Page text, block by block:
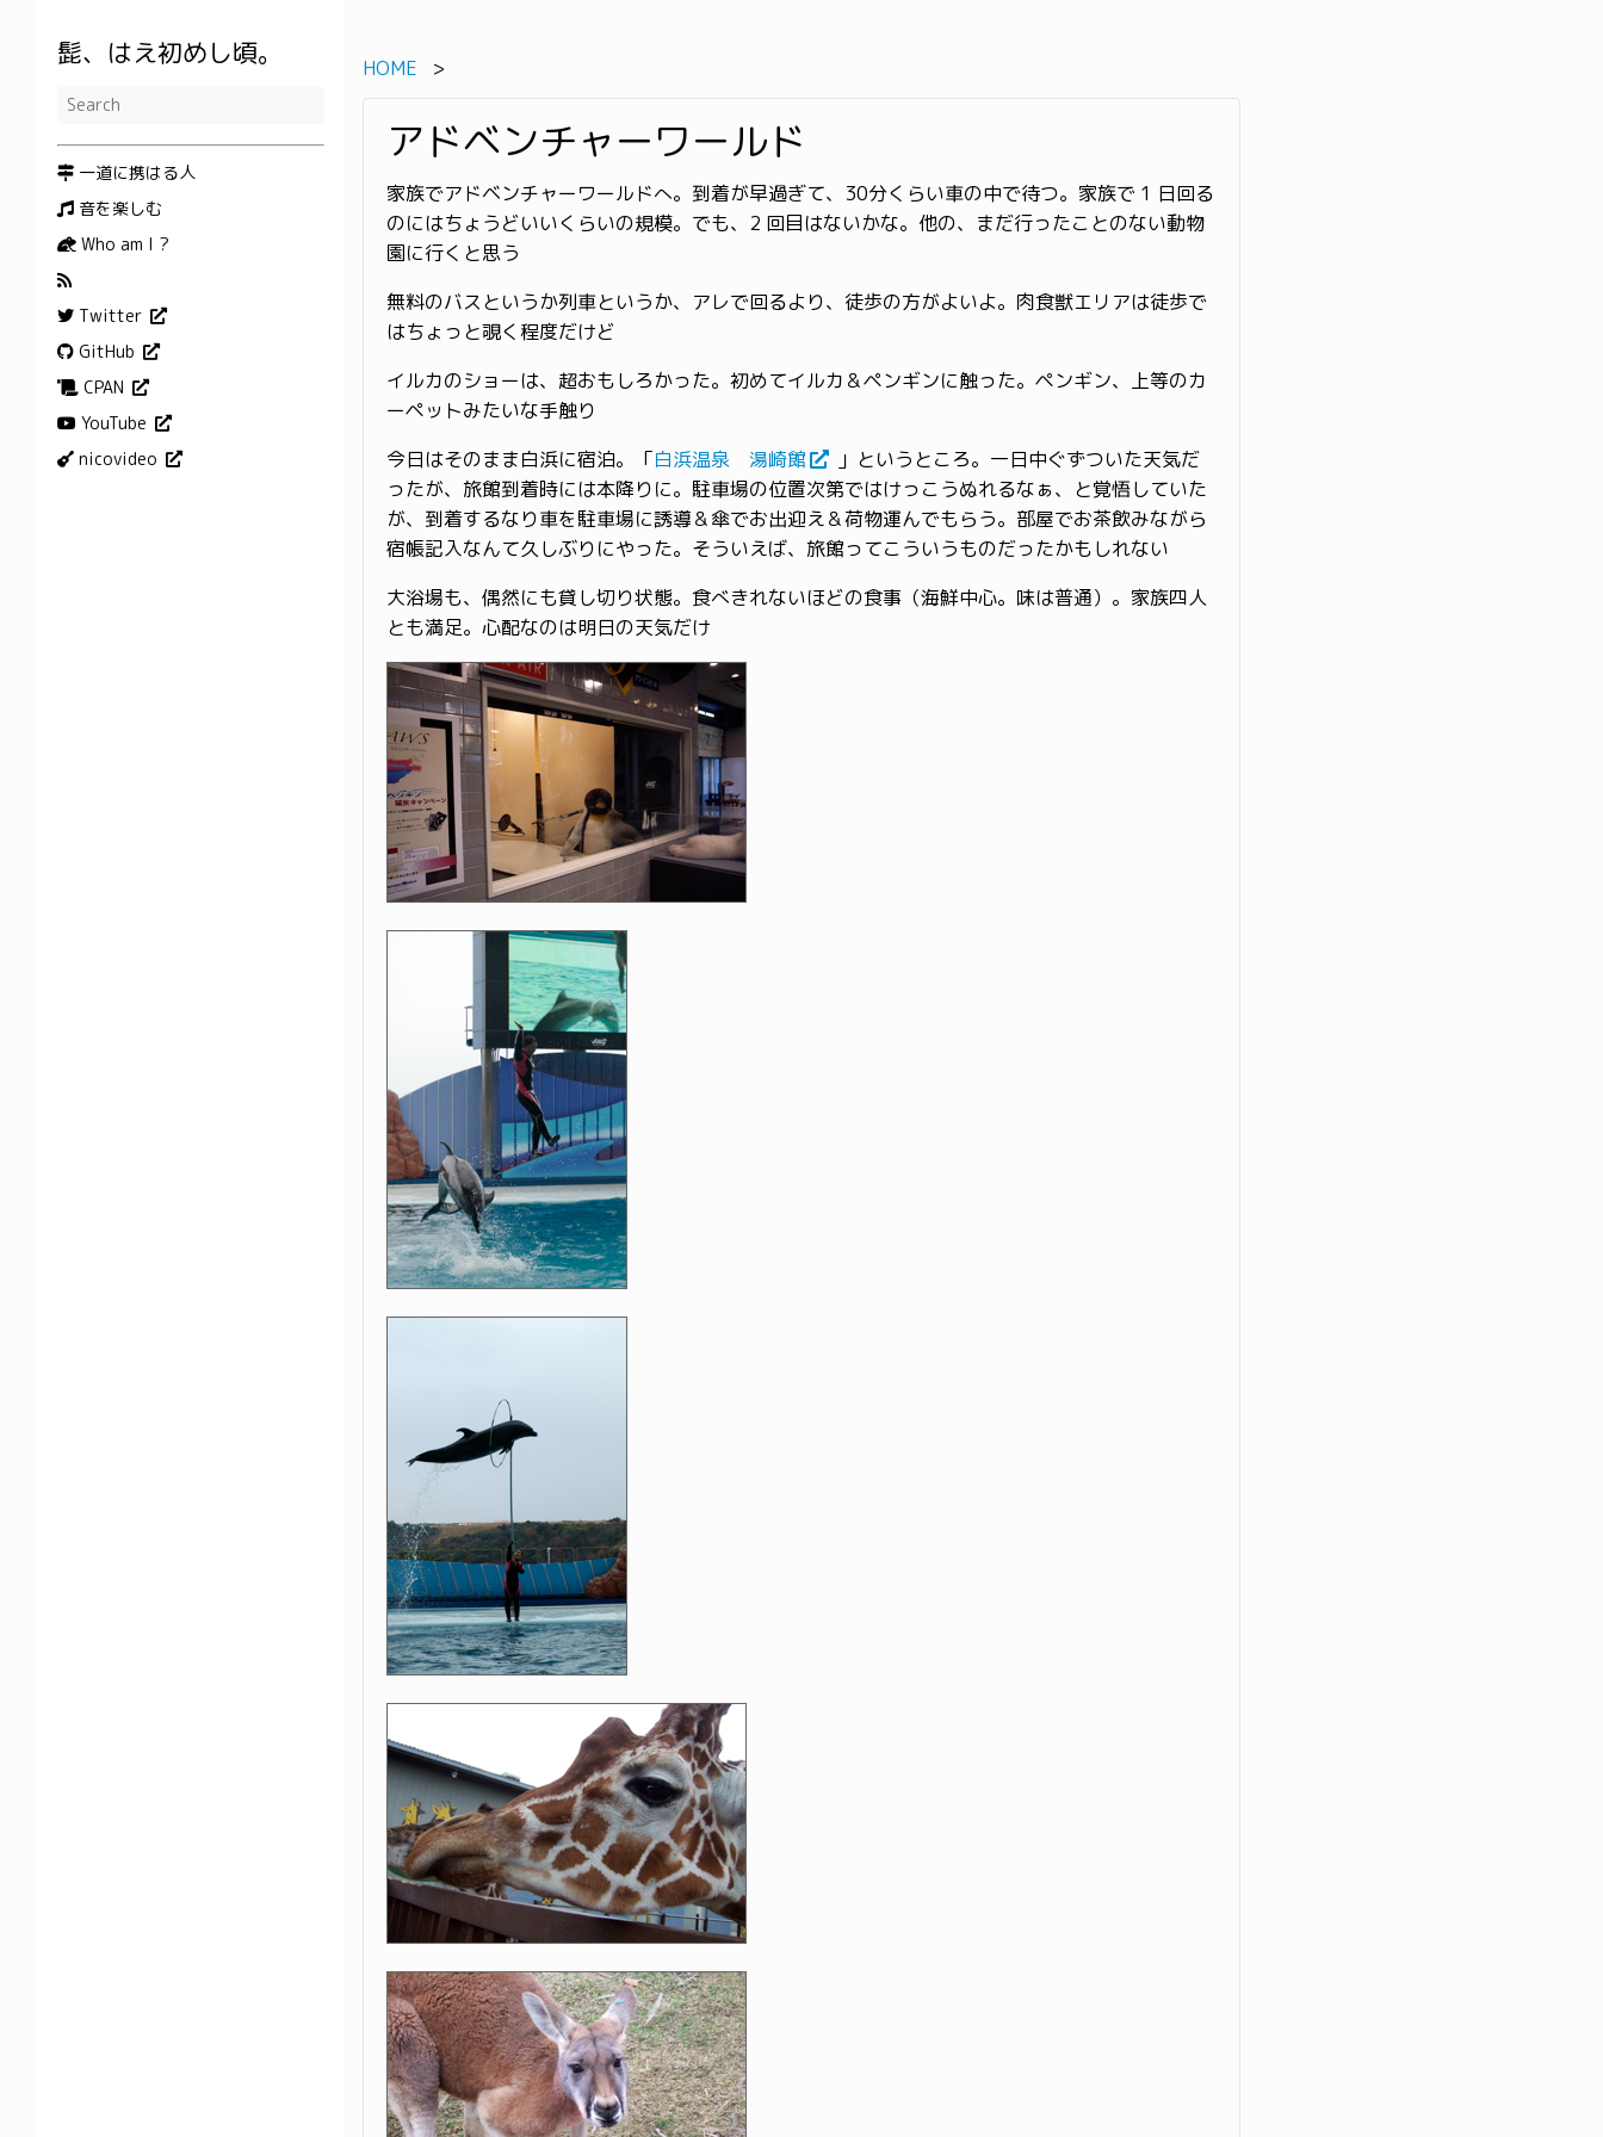
髭、はえ初めし頃。
一道に携はる人
音を楽しむ
Who am I ?
Twitter
GitHub
CPAN
YouTube
nicovideo
HOME
アドベンチャーワールド
家族でアドベンチャーワールドへ。到着が早過ぎて、30分くらい車の中で待つ。家族で 1 日回る
のにはちょうどいいくらいの規模。でも、2 回目はないかな。他の、まだ行ったことのない動物
園に行くと思う
無料のバスというか列車というか、アレで回るより、徒歩の方がよいよ。肉食獣エリアは徒歩で
はちょっと覗く程度だけど
イルカのショーは、超おもしろかった。初めてイルカ＆ペンギンに触った。ペンギン、上等のカ
ーペットみたいな手触り
今日はそのまま白浜に宿泊。「白浜温泉 湯崎館
」というところ。一日中ぐずついた天気だ
ったが、旅館到着時には本降りに。駐車場の位置次第ではけっこうぬれるなぁ、と覚悟していた
が、到着するなり車を駐車場に誘導＆傘でお出迎え＆荷物運んでもらう。部屋でお茶飲みながら
宿帳記入なんて久しぶりにやった。そういえば、旅館ってこういうものだったかもしれない
大浴場も、偶然にも貸し切り状態。食べきれないほどの食事（海鮮中心。味は普通）。家族四人
とも満足。心配なのは明日の天気だけ